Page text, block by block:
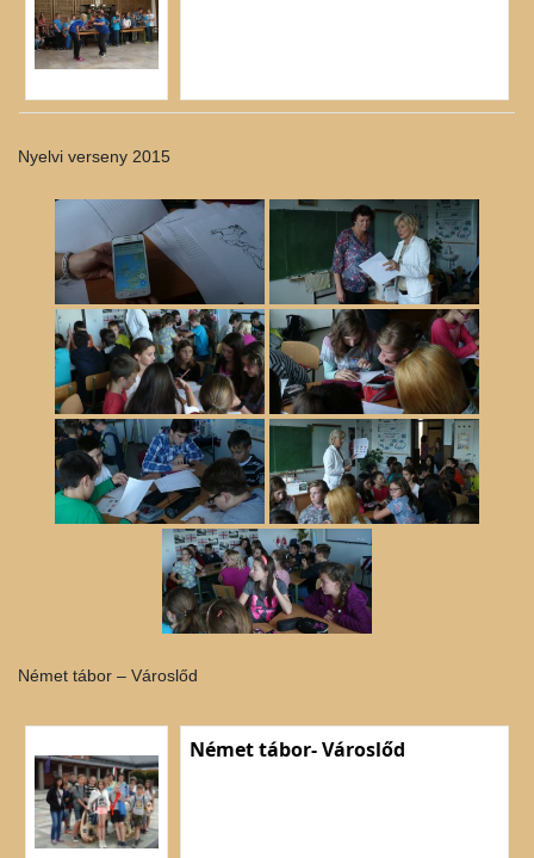
Nyelvi verseny 2015
Német tábor – Városlőd
Német tábor- Városlőd